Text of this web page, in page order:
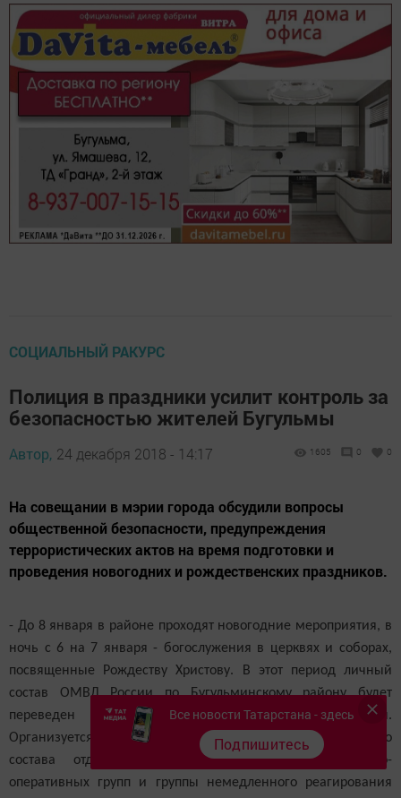
СОЦИАЛЬНЫЙ РАКУРС
Полиция в праздники усилит контроль за
безопасностью жителей Бугульмы
Автор, 24 декабря 2018 - 14:17 1605 0 0
На совещании в мэрии города обсудили вопросы
общественной безопасности, предупреждения
террористических актов на время подготовки и
проведения новогодних и рождественских праздников.
- До 8 января в районе проходят новогодние мероприятия, в
ночь с 6 на 7 января - богослужения в церквях и соборах,
посвященные Рождеству Христову. В этот период личный
состав ОМВД России по Бугульминскому району будет
переведен на усиленный режим несения службы.
Организуется круглосуточное дежурство руководящего
состава отдела, активизируется работа следственно-
оперативных групп и группы немедленного реагирования
Все новости Татарстана - здесь
Подпишитесь